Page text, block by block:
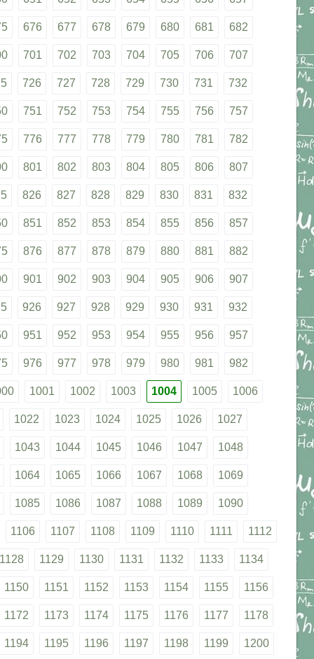
676 677 678 679 680 681 682
701 702 703 704 705 706 707
726 727 728 729 730 731 732
751 752 753 754 755 756 757
776 777 778 779 780 781 782
801 802 803 804 805 806 807
826 827 828 829 830 831 832
851 852 853 854 855 856 857
876 877 878 879 880 881 882
901 902 903 904 905 906 907
926 927 928 929 930 931 932
951 952 953 954 955 956 957
976 977 978 979 980 981 982
1001 1002 1003 1004 1005 1006
1022 1023 1024 1025 1026 1027
1043 1044 1045 1046 1047 1048
1064 1065 1066 1067 1068 1069
1085 1086 1087 1088 1089 1090
1106 1107 1108 1109 1110 1111 1112
1128 1129 1130 1131 1132 1133 1134
1150 1151 1152 1153 1154 1155 1156
1172 1173 1174 1175 1176 1177 1178
1194 1195 1196 1197 1198 1199 1200